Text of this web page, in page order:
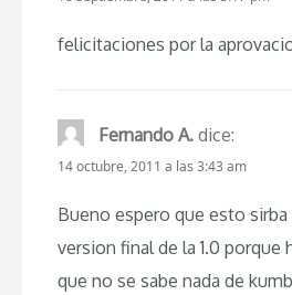
felicitaciones por la
Fernando A. dice:
14 octubre, 2011 a las 3:43 am
Bueno espero que esto sirba
version final de la 1.0 porque
que no se sabe nada de